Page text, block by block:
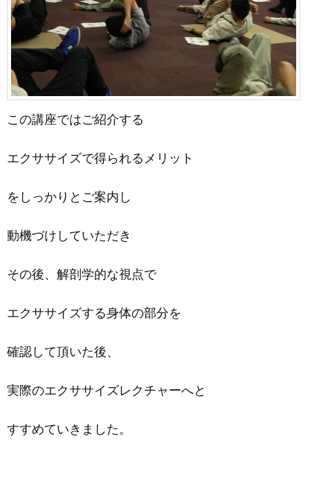
この講座ではご紹介する
エクササイズで得られるメリット
をしっかりとご案内し
動機づけしていただき
その後、解剖学的な視点で
エクササイズする身体の部分を
確認して頂いた後、
実際のエクササイズレクチャーへと
すすめていきました。